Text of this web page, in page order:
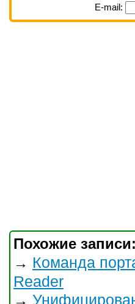
E-mail:
Похожие записи:
→ Команда
Reader
→